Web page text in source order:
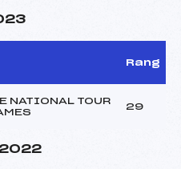
Rang
NATIONAL TOUR
29